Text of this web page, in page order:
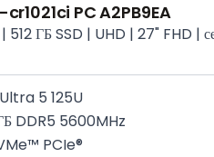
PC A2PB9EA
ГБ SSD | UHD | 27" FHD |
5 125U
DDR5 5600MHz
PCIe®